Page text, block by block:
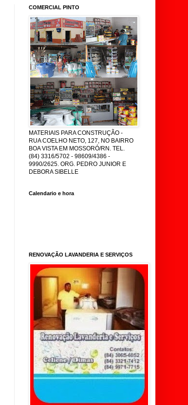
COMERCIAL PINTO
MATERIAIS PARA CONSTRUÇÃO -
RUA COELHO NETO, 127, NO BAIRRO
BOA VISTA EM MOSSORÓ/RN. TEL.
(84) 3316/5702 - 98609/4386 -
9990/2625. ORG. PEDRO JUNIOR E
DEBORA SIBELLE
Calendario e hora
RENOVAÇÃO LAVANDERIA E SERVIÇOS